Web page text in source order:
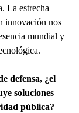
La estrecha
innovación nos
mundial y
defensa, ¿el
soluciones
pública?